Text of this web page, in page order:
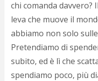
chi comanda davvero?
leva che muove il
abbiamo non solo
Pretendiamo di
subito, ed è lì che
spendiamo poco, più